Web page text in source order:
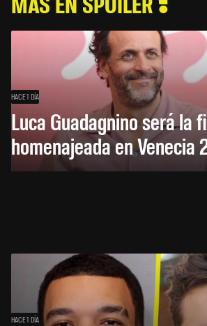
HACE 1 DÍA
Luca Guadagnino será la
homenajeada en Venecia
HACE 1 DÍA